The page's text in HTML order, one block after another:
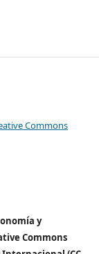
Commons
y
Commons